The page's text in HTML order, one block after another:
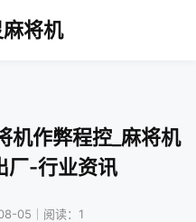
将机
机作弊程控_麻将机
厂-行业资讯
05｜阅读：1